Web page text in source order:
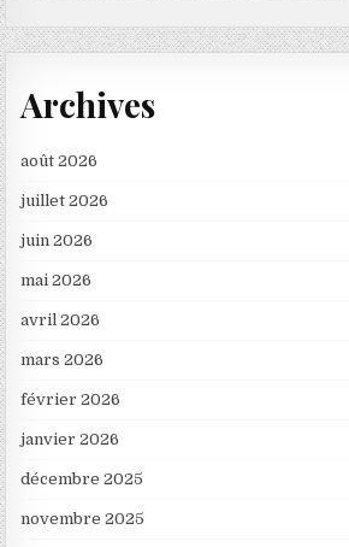
Archives
août 2026
juillet 2026
juin 2026
mai 2026
avril 2026
mars 2026
février 2026
janvier 2026
décembre 2025
novembre 2025